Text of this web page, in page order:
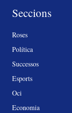
Seccions
Roses
Política
Successos
Esports
Oci
Economia